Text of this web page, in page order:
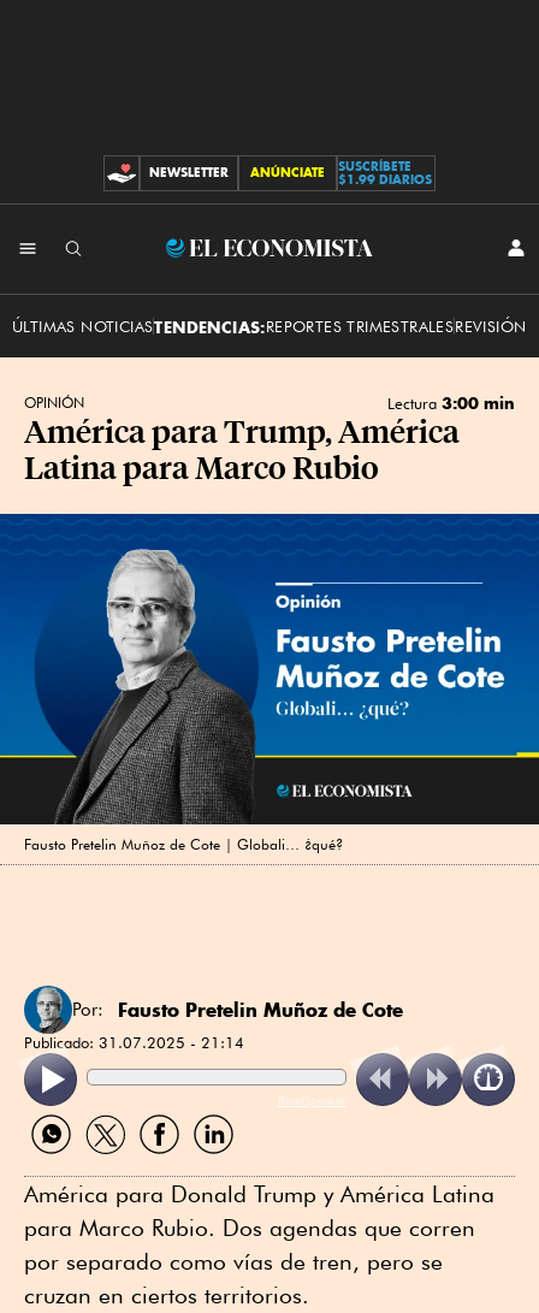
CONTRIBUCIONES
NEWSLETTER ANÚNCIATE
SUSCRÍBETE
$1.99 DIARIOS
El
ÚLTIMAS NOTICIASTENDENCIAS:REPORTES TRIMESTRALESREVISIÓN
OPINIÓN Lectura 3:00 min
América para Trump, América
Latina para Marco Rubio
Fausto Pretelin Muñoz de Cote | Globali… ¿qué?
Por: Fausto Pretelin Muñoz de Cote
Publicado: 31.07.2025 - 21:14
ReadSpeaker
Compartir
por
Compartir
por
Compartir
por
Compartir
por
América para Donald Trump y América Latina
para Marco Rubio. Dos agendas que corren
por separado como vías de tren, pero se
cruzan en ciertos territorios.